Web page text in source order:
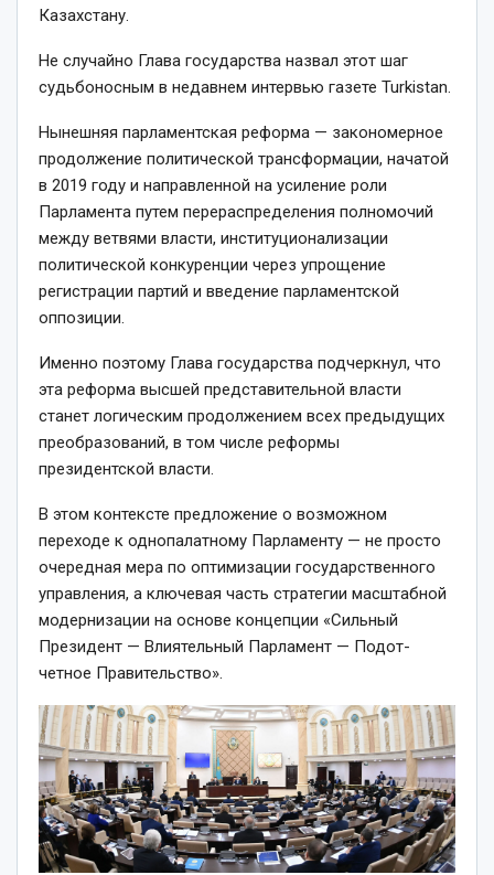
Казахстану.
Не случайно Глава государства назвал этот шаг
судьбоносным в недавнем интервью газете Turkistan.
Нынешняя парламентская реформа — закономерное
продолжение политической трансформации, начатой
в 2019 году и направленной на усиление роли
Парламента путем перераспределения полномочий
между ветвями власти, институционализации
политической конкуренции через упрощение
регистрации партий и введение парламентской
оппозиции.
Именно поэтому Глава государства подчеркнул, что
эта реформа высшей представительной власти
станет логическим продолжением всех предыдущих
преобразований, в том числе реформы
президентской власти.
В этом контексте предложение о возможном
переходе к однопалатному Парламенту — не просто
очередная мера по оптимизации государственного
управления, а ключевая часть стратегии масштабной
модернизации на основе концепции «Сильный
Прези­дент — Влиятельный Парламент — Подот­
четное Правительство».